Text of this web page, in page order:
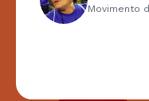
Movimento